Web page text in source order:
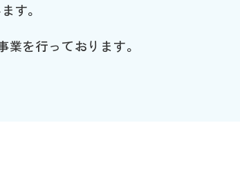
す。
業を行っております。